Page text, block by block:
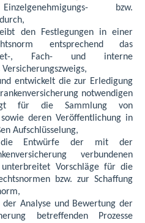
bzw.
den Festlegungen in einer
entsprechend das
, Fach- und interne
Versicherungszweigs,
entwickelt die zur Erledigung
notwendigen
für die Sammlung von
deren Veröffentlichung in
Aufschlüsselung,
die Entwürfe der mit der
verbundenen
unterbreitet Vorschläge für die
bzw. zur Schaffung
Analyse und Bewertung der
betreffenden Prozesse